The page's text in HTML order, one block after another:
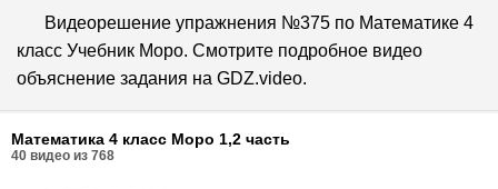
Видеорешение упражнения №375 по Математике 4
класс Учебник Моро. Смотрите подробное видео
объяснение задания на GDZ.video.
Математика 4 класс Моро 1,2 часть
40 видео из 768